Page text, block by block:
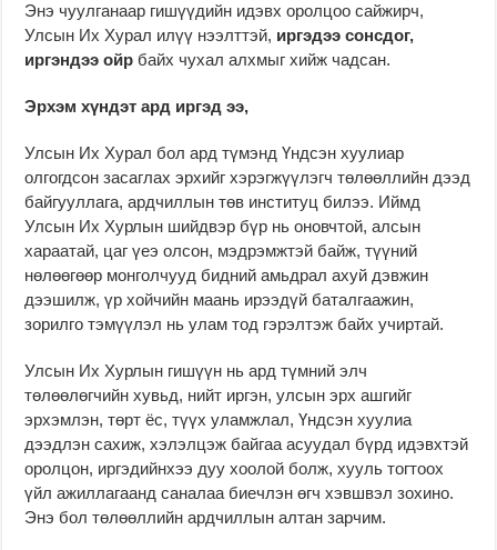
Энэ чуулганаар гишүүдийн идэвх оролцоо сайжирч,
Улсын Их Хурал илүү нээлттэй, иргэдээ сонсдог,
иргэндээ ойр байх чухал алхмыг хийж чадсан.
Эрхэм хүндэт ард иргэд ээ,
Улсын Их Хурал бол ард түмэнд Үндсэн хуулиар
олгогдсон засаглах эрхийг хэрэгжүүлэгч төлөөллийн дээд
байгууллага, ардчиллын төв институц билээ. Иймд
Улсын Их Хурлын шийдвэр бүр нь оновчтой, алсын
хараатай, цаг үеэ олсон, мэдрэмжтэй байж, түүний
нөлөөгөөр монголчууд бидний амьдрал ахуй дэвжин
дээшилж, үр хойчийн маань ирээдүй баталгаажин,
зорилго тэмүүлэл нь улам тод гэрэлтэж байх учиртай.
Улсын Их Хурлын гишүүн нь ард түмний элч
төлөөлөгчийн хувьд, нийт иргэн, улсын эрх ашгийг
эрхэмлэн, төрт ёс, түүх уламжлал, Үндсэн хуулиа
дээдлэн сахиж, хэлэлцэж байгаа асуудал бүрд идэвхтэй
оролцон, иргэдийнхээ дуу хоолой болж, хууль тогтоох
үйл ажиллагаанд саналаа биечлэн өгч хэвшвэл зохино.
Энэ бол төлөөллийн ардчиллын алтан зарчим.